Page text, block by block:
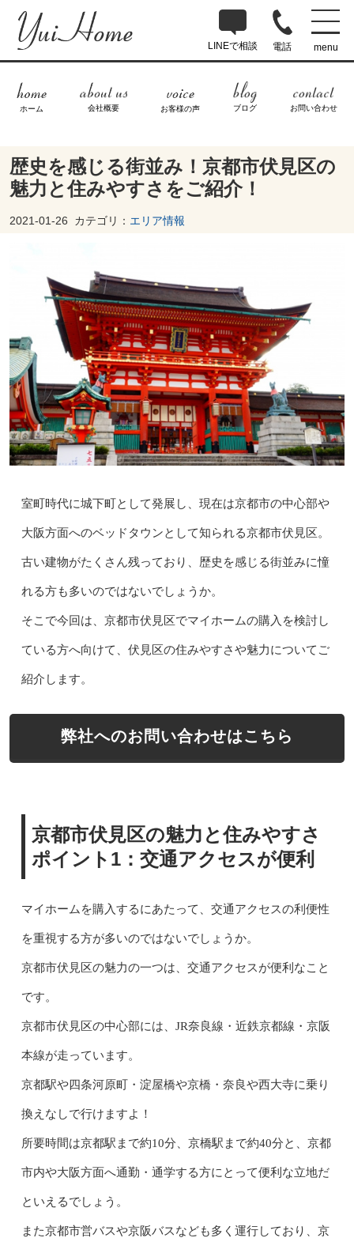
LINEで相談 電話 menu
ホーム 会社概要 お客様の声 ブログ お問い合わせ
歴史を感じる街並み！京都市伏見区の
魅力と住みやすさをご紹介！
2021-01-26 カテゴリ： エリア情報
室町時代に城下町として発展し、現在は京都市の中心部や
大阪方面へのベッドタウンとして知られる京都市伏見区。
古い建物がたくさん残っており、歴史を感じる街並みに憧
れる方も多いのではないでしょうか。
そこで今回は、京都市伏見区でマイホームの購入を検討し
ている方へ向けて、伏見区の住みやすさや魅力についてご
紹介します。
弊社へのお問い合わせはこちら
京都市伏見区の魅力と住みやすさ
ポイント1：交通アクセスが便利
マイホームを購入するにあたって、交通アクセスの利便性
を重視する方が多いのではないでしょうか。
京都市伏見区の魅力の一つは、交通アクセスが便利なこと
です。
京都市伏見区の中心部には、JR奈良線・近鉄京都線・京阪
本線が走っています。
京都駅や四条河原町・淀屋橋や京橋・奈良や西大寺に乗り
換えなしで行けますよ！
所要時間は京都駅まで約10分、京橋駅まで約40分と、京都
市内や大阪方面へ通勤・通学する方にとって便利な立地だ
といえるでしょう。
また京都市営バスや京阪バスなども多く運行しており、京